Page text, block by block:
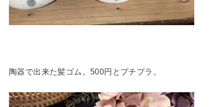
陶器で出来た髪ゴム。500円とプチプラ。